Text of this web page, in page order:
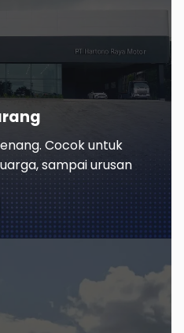
Cocok untuk
sampai urusan